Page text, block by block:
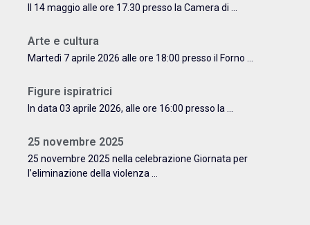
Il 14 maggio alle ore 17.30 presso la Camera di ...
Arte e cultura
Martedì 7 aprile 2026 alle ore 18:00 presso il Forno ...
Figure ispiratrici
In data 03 aprile 2026, alle ore 16:00 presso la ...
25 novembre 2025
25 novembre 2025 nella celebrazione Giornata per
l’eliminazione della violenza ...